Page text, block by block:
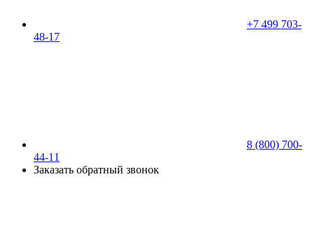
+7 499 703-
48-17
8 (800) 700-
44-11
Заказать обратный звонок